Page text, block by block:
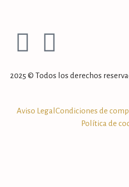
2025 © Todos los derechos
Aviso Legal Condiciones de
Política de